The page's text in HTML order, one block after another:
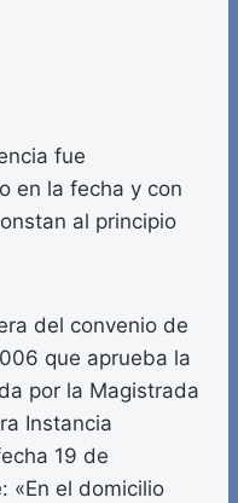
fue
en la fecha y con
al principio
del convenio de
que aprueba la
por la Magistrada
Instancia
19 de
«En el domicilio